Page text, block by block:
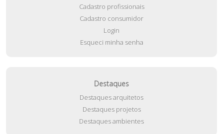
Cadastro profissionais
Cadastro consumidor
Login
Esqueci minha senha
Destaques
Destaques arquitetos
Destaques projetos
Destaques ambientes